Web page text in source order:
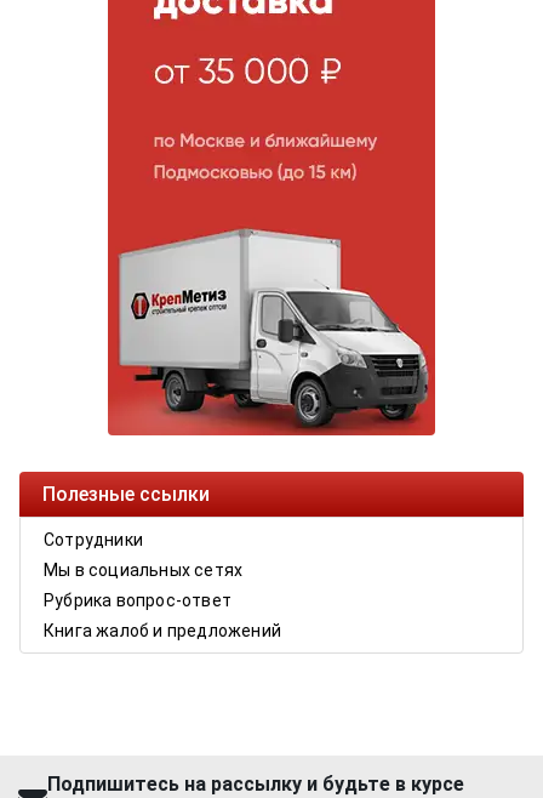
Полезные ссылки
Сотрудники
Мы в социальных сетях
Рубрика вопрос-ответ
Книга жалоб и предложений
Подпишитесь на рассылку и будьте в курсе